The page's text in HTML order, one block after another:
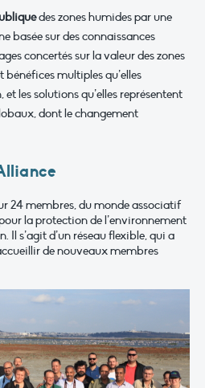
des zones humides par une
basée sur des connaissances
concertés sur la valeur des zones
multiples qu’elles
les solutions qu’elles représentent
dont le changement
24 membres, du monde associatif
la protection de l’environnement
Il s’agit d’un réseau flexible, qui a
de nouveaux membres